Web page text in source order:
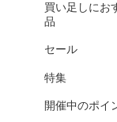
買い足しにお
品
セール
特集
開催中のポイ